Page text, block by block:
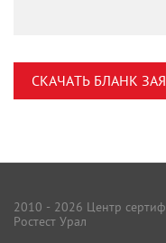
СКАЧАТЬ БЛАНК
2010 - 2026 Центр
Ростест Урал